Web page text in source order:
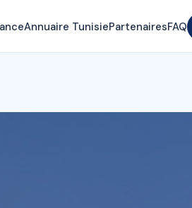
Annuaire TunisiePartenairesFAQ